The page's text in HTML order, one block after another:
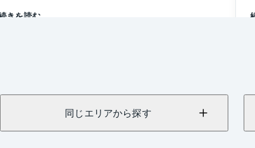
きを読む
同じエリアから探す